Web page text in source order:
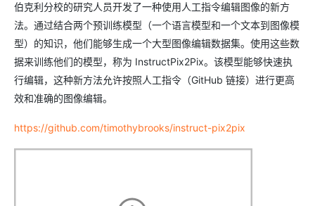
伯克利分校的研究人员开发了一种使用人工指令编辑图像的新方
法。通过结合两个预训练模型（一个语言模型和一个文本到图像模
型）的知识，他们能够生成一个大型图像编辑数据集。使用这些数
据来训练他们的模型，称为 InstructPix2Pix。该模型能够快速执
行编辑，这种新方法允许按照人工指令（GitHub 链接）进行更高
效和准确的图像编辑。
https://github.com/timothybrooks/instruct-pix2pix